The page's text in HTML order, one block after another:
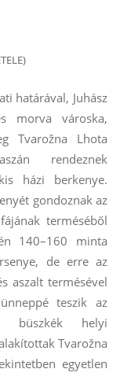
határával, Juhász
morva városka,
Tvarožna Lhota
rendeznek
házi berkenye.
gondoznak az
terméséből
140–160 minta
de erre az
aszalt termésével
teszik az
büszkék helyi
Tvarožna
egyetlen